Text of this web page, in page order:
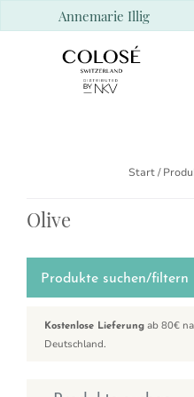
Annemarie Illig
Start/
Olive
Produkte suchen/filtern
Kostenlose Lieferung ab 80€
Deutschland.
Suchen nach: